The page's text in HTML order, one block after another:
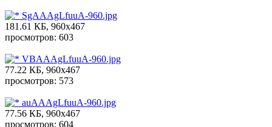
SgAAAgLfuuA-960.jpg
181.61 КБ, 960x467
просмотров: 603
VBAAAgLfuuA-960.jpg
77.22 КБ, 960x467
просмотров: 573
auAAAgLfuuA-960.jpg
77.56 КБ, 960x467
просмотров: 604